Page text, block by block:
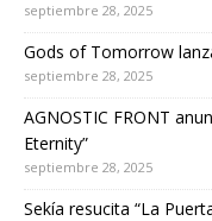
septiembre 28, 2025
Gods of Tomorrow
septiembre 28, 2025
AGNOSTIC FRONT
Eternity”
septiembre 28, 2025
Sekía resucita “La